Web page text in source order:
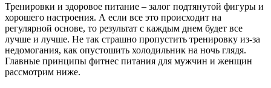
Тренировки и здоровое питание – залог подтянутой фигуры и
хорошего настроения. А если все это происходит на
регулярной основе, то результат с каждым днем будет все
лучше и лучше. Не так страшно пропустить тренировку из-за
недомогания, как опустошить холодильник на ночь глядя.
Главные принципы фитнес питания для мужчин и женщин
рассмотрим ниже.